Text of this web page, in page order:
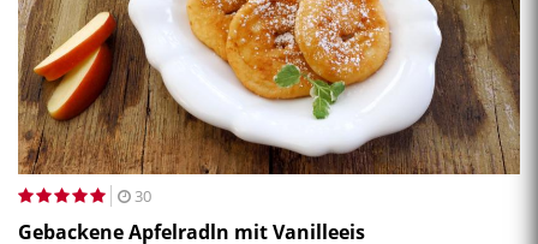
30
Gebackene Apfelradln mit Vanilleeis